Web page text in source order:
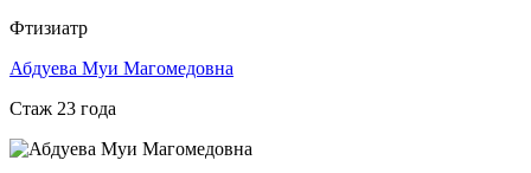
Фтизиатр
Абдуева Муи Магомедовна
Стаж 23 года